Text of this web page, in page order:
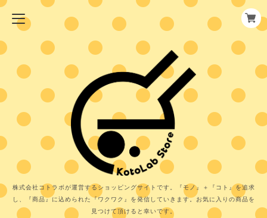
株式会社コトラボが運営するショッピングサイトです。『モノ』＋『コト』を追求
し、『商品』に込められた『ワクワク』を発信していきます。お気に入りの商品を
見つけて頂けると幸いです。